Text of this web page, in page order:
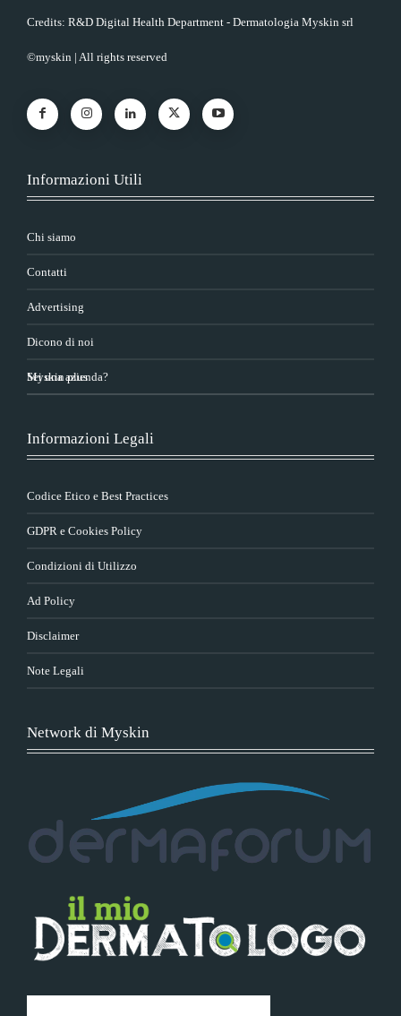
Credits: R&D Digital Health Department - Dermatologia Myskin srl
©myskin | All rights reserved
Informazioni Utili
Chi siamo
Contatti
Advertising
Dicono di noi
Sei una azienda?
Myskin plus
Informazioni Legali
Codice Etico e Best Practices
GDPR e Cookies Policy
Condizioni di Utilizzo
Ad Policy
Disclaimer
Note Legali
Network di Myskin